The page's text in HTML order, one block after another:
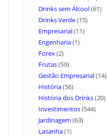
Drinks sem Álcool(61)
Drinks Verde(15)
Empresarial(11)
Engenharia(1)
Forex(2)
Frutas(59)
Gestão Empresarial(14)
História(56)
História dos Drinks(20)
Investimentos(544)
Jardinagem (63)
Lasanha(1)